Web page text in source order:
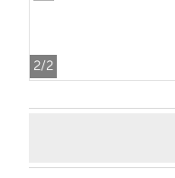
2/2